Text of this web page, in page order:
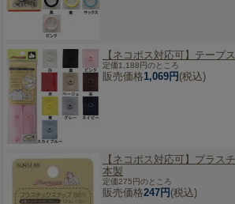
【ネコポス対応可】 テープ
定価1,188円のところ
販売価格1,069円 (税込)
【ネコポス対応可】 プラス
本製
定価275円のところ
販売価格247円 (税込)